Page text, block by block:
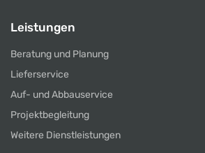
Leistungen
Beratung und Planung
Lieferservice
Auf- und Abbauservice
Projektbegleitung
Weitere Dienstleistungen